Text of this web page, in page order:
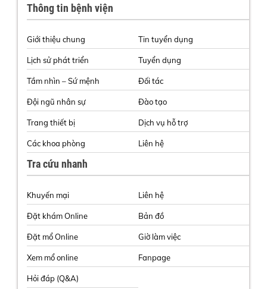
Thông tin bệnh viện
Giới thiệu chung
Lịch sử phát triển
Tầm nhìn – Sứ mệnh
Đội ngũ nhân sự
Trang thiết bị
Các khoa phòng
Tin tuyển dụng
Tuyển dụng
Đối tác
Đào tạo
Dịch vụ hỗ trợ
Liên hệ
Tra cứu nhanh
Khuyến mại
Đặt khám Online
Đặt mổ Online
Xem mổ online
Hỏi đáp (Q&A)
Liên hệ
Bản đồ
Giờ làm việc
Fanpage